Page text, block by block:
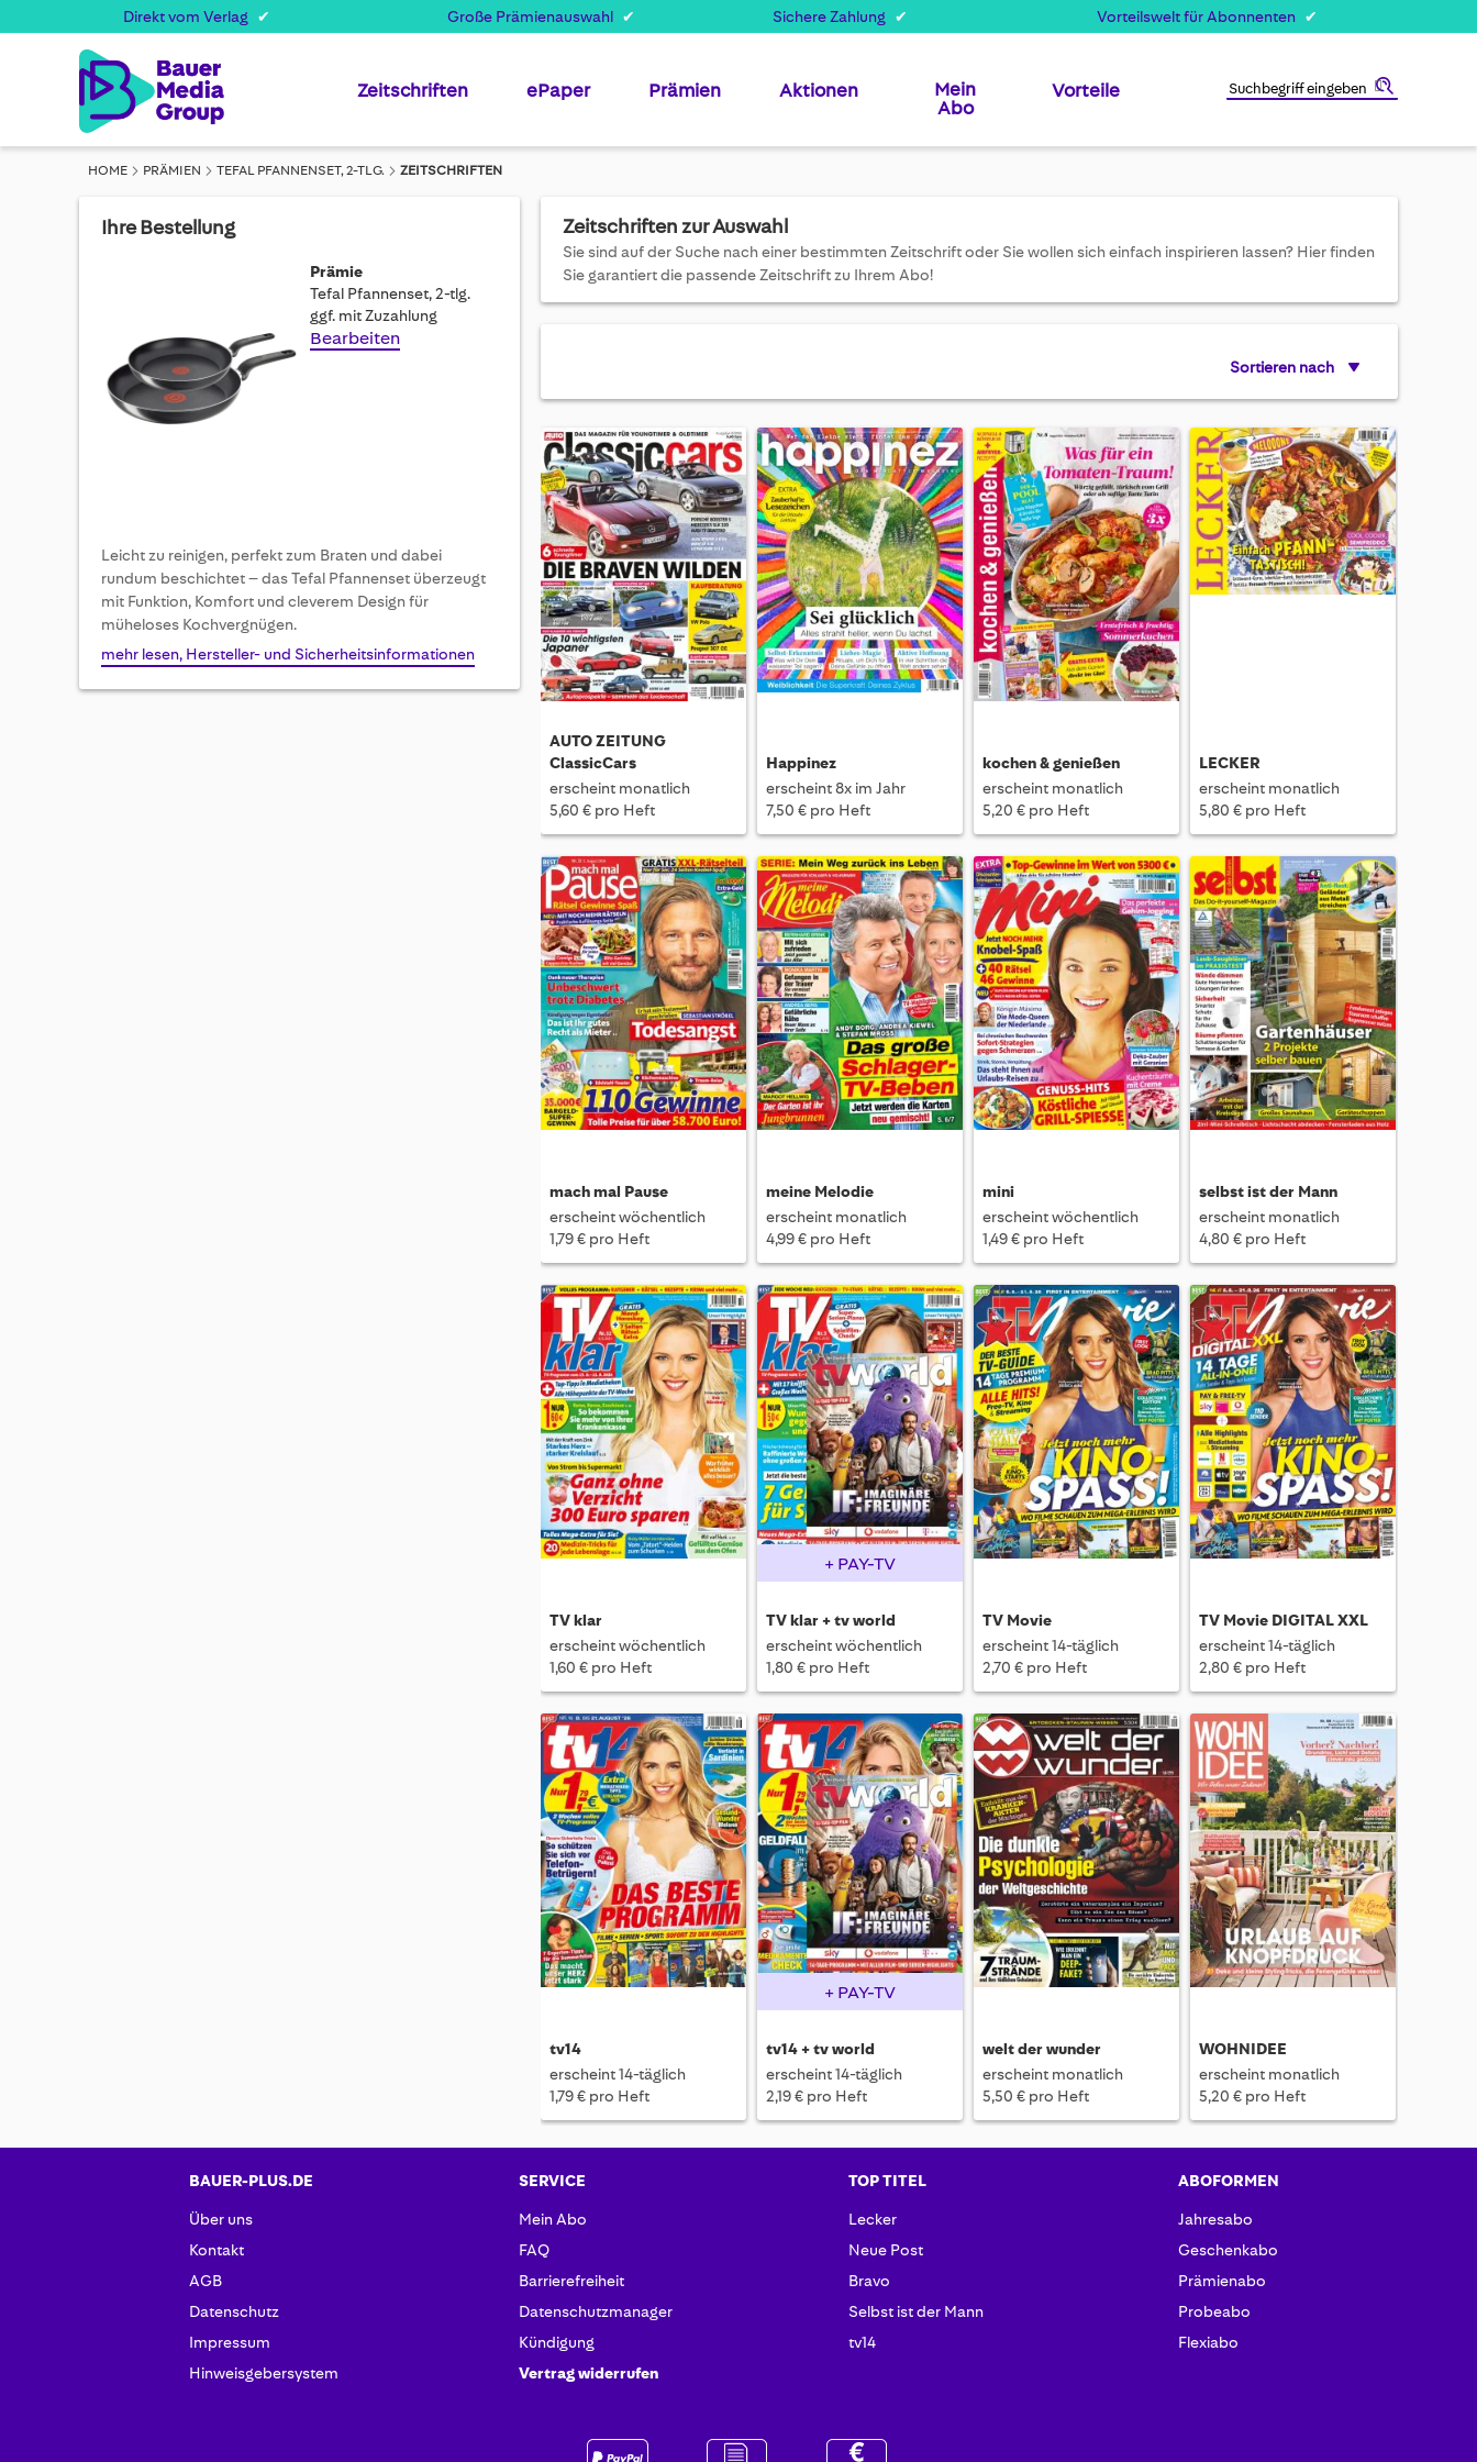
Direkt vom Verlag Große Prämienauswahl Sichere Zahlung Vorteilswelt für Abonnenten
Zeitschriften ePaper Prämien Aktionen
Mein
Abo
Vorteile
HOME PRÄMIEN TEFAL PFANNENSET, 2-TLG. ZEITSCHRIFTEN
Ihre Bestellung
Prämie
Tefal Pfannenset, 2-tlg.
ggf. mit Zuzahlung
Bearbeiten
Leicht zu reinigen, perfekt zum Braten und dabei
rundum beschichtet – das Tefal Pfannenset überzeugt
mit Funktion, Komfort und cleverem Design für
müheloses Kochvergnügen.
mehr lesen, Hersteller- und Sicherheitsinformationen
Zeitschriften zur Auswahl
Sie sind auf der Suche nach einer bestimmten Zeitschrift oder Sie wollen sich einfach inspirieren lassen? Hier finden
Sie garantiert die passende Zeitschrift zu Ihrem Abo!
Sortieren nach
AUTO ZEITUNG
ClassicCars
erscheint monatlich
5,60 € pro Heft
Happinez
erscheint 8x im Jahr
7,50 € pro Heft
kochen & genießen
erscheint monatlich
5,20 € pro Heft
LECKER
erscheint monatlich
5,80 € pro Heft
mach mal Pause
erscheint wöchentlich
1,79 € pro Heft
meine Melodie
erscheint monatlich
4,99 € pro Heft
mini
erscheint wöchentlich
1,49 € pro Heft
selbst ist der Mann
erscheint monatlich
4,80 € pro Heft
TV klar
erscheint wöchentlich
1,60 € pro Heft
+ PAY-TV
TV klar + tv world
erscheint wöchentlich
1,80 € pro Heft
TV Movie
erscheint 14-täglich
2,70 € pro Heft
TV Movie DIGITAL XXL
erscheint 14-täglich
2,80 € pro Heft
tv14
erscheint 14-täglich
1,79 € pro Heft
+ PAY-TV
tv14 + tv world
erscheint 14-täglich
2,19 € pro Heft
welt der wunder
erscheint monatlich
5,50 € pro Heft
WOHNIDEE
erscheint monatlich
5,20 € pro Heft
BAUER-PLUS.DE
Über uns
Kontakt
AGB
Datenschutz
Impressum
Hinweisgebersystem
SERVICE
Mein Abo
FAQ
Barrierefreiheit
Datenschutzmanager
Kündigung
Vertrag widerrufen
TOP TITEL
Lecker
Neue Post
Bravo
Selbst ist der Mann
tv14
ABOFORMEN
Jahresabo
Geschenkabo
Prämienabo
Probeabo
Flexiabo